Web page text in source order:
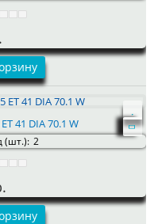
41 DIA 70.1 W
(шт.): 2